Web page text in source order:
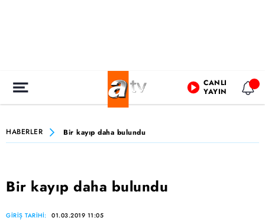
CANLI
YAYIN
HABERLER Bir kayıp daha bulundu
Bir kayıp daha bulundu
GİRİŞ TARİHİ: 01.03.2019 11:05